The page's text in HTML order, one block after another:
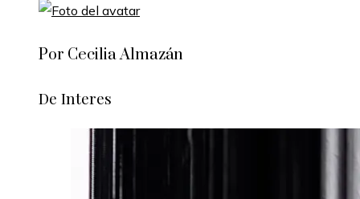
Por Cecilia Almazán
De Interes